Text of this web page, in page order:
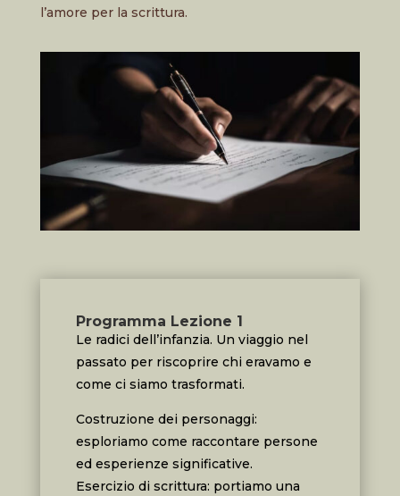
l’amore per la scrittura.
Programma Lezione 1
Le radici dell’infanzia. Un viaggio nel
passato per riscoprire chi eravamo e
come ci siamo trasformati.
Costruzione dei personaggi:
esploriamo come raccontare persone
ed esperienze significative.
Esercizio di scrittura: portiamo una